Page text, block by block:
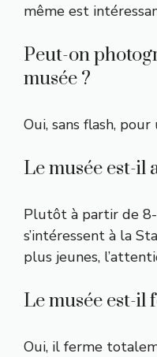
même est
Peut-on
musée ?
Oui, sans flash,
Le musée est-il
Plutôt à partir de 8-
s’intéressent à la
plus jeunes,
Le musée est-il
Oui, il ferme